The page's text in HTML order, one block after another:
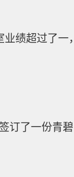
绩超过了一，
订了一份青碧